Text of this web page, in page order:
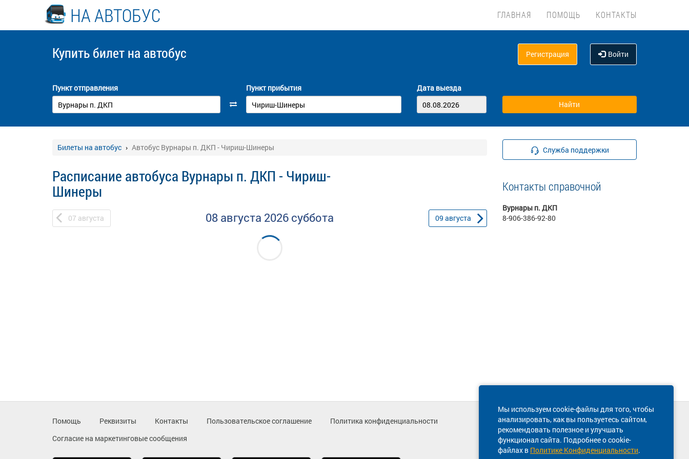
НА АВТОБУС ГЛАВНАЯ ПОМОЩЬ КОНТАКТЫ
Купить билет на автобус Регистрация Войти
Пункт отправления Пункт прибытия Дата выезда
Билеты на автобус Автобус Вурнары п. ДКП - Чириш-Шинеры
Расписание автобуса Вурнары п. ДКП - Чириш-
Шинеры
07 августа 08 августа 2026 суббота 09 августа
Служба поддержки
Контакты справочной
Вурнары п. ДКП
8-906-386-92-80
Мы используем cookie-файлы для того, чтобы
анализировать, как вы пользуетесь сайтом,
рекомендовать полезное и улучшать
функционал сайта. Подробнее о cookie-
файлах в Политике Конфиденциальности.
Помощь Реквизиты Контакты Пользовательское соглашение
Политика конфиденциальности
Согласие на маркетинговые сообщения
Техническая поддержка сайта
8 800 600-03-38